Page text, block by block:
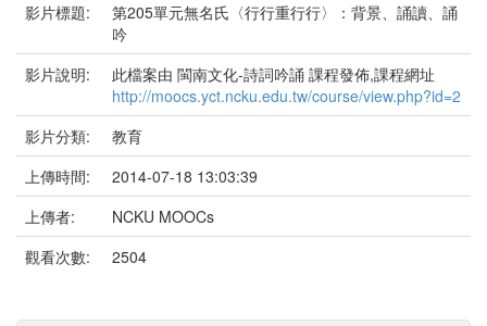
影片標題:
第205單元無名氏〈行行重行行〉：背景、誦讀、誦
吟
影片說明:
此檔案由 閩南文化-詩詞吟誦 課程發佈,課程網址
http://moocs.yct.ncku.edu.tw/course/view.php?id=2
影片分類:
教育
上傳時間:
2014-07-18 13:03:39
上傳者:
NCKU MOOCs
觀看次數:
2504